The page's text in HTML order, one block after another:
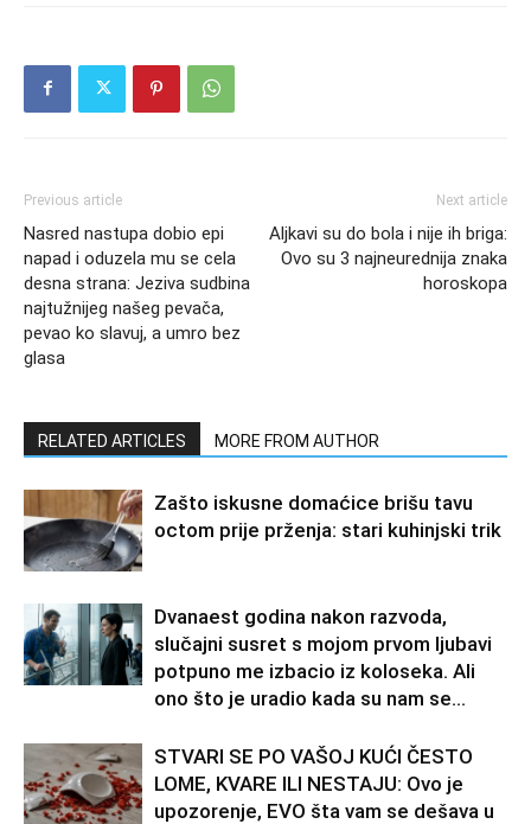
Previous article
Nasred nastupa dobio epi
napad i oduzela mu se cela
desna strana: Jeziva sudbina
najtužnijeg našeg pevača,
pevao ko slavuj, a umro bez
glasa
Next article
Aljkavi su do bola i nije ih briga:
Ovo su 3 najneurednija znaka
horoskopa
RELATED ARTICLES MORE FROM AUTHOR
Zašto iskusne domaćice brišu tavu
octom prije prženja: stari kuhinjski trik
Dvanaest godina nakon razvoda,
slučajni susret s mojom prvom ljubavi
potpuno me izbacio iz koloseka. Ali
ono što je uradio kada su nam se...
STVARI SE PO VAŠOJ KUĆI ČESTO
LOME, KVARE ILI NESTAJU: Ovo je
upozorenje, EVO šta vam se dešava u